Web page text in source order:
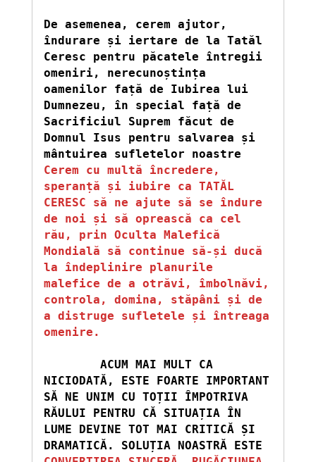
De asemenea, cerem ajutor,
îndurare și iertare de la Tatăl
Ceresc pentru păcatele întregii
omeniri, nerecunoștința
oamenilor față de Iubirea lui
Dumnezeu, în special față de
Sacrificiul Suprem făcut de
Domnul Isus pentru salvarea și
Cerem cu multă încredere,
speranță și iubire ca TATĂL
CERESC să ne ajute să se îndure
de noi și să oprească ca cel
rău, prin Oculta Malefică
Mondială să continue să-și ducă
la îndeplinire planurile
malefice de a otrăvi, îmbolnăvi,
controla, domina, stăpâni și de
a distruge sufletele și întreaga
omenire.
ACUM MAI MULT CA
NICIODATĂ, ESTE FOARTE IMPORTANT
SĂ NE UNIM CU TOȚII ÎMPOTRIVA
RĂULUI PENTRU CĂ SITUAȚIA ÎN
LUME DEVINE TOT MAI CRITICĂ ȘI